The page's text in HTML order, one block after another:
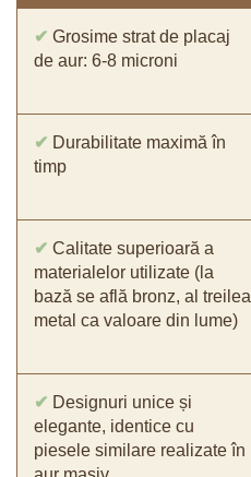
✔ Grosime strat de placaj
de aur: 6-8 microni
✔ Durabilitate maximă în
timp
✔ Calitate superioară a
materialelor utilizate (la
bază se află bronz, al treilea
metal ca valoare din lume)
✔ Designuri unice și
elegante, identice cu
piesele similare realizate în